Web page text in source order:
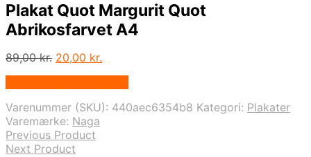
Plakat Quot Margurit Quot
Abrikosfarvet A4
89,00kr. Den
89,00 kr..
20,00 kr.
20,00 kr..
Varenummer (SKU): 440aec6354b8 Kategori: Plakater
Varemærke: Naga
Previous Product
Next Product